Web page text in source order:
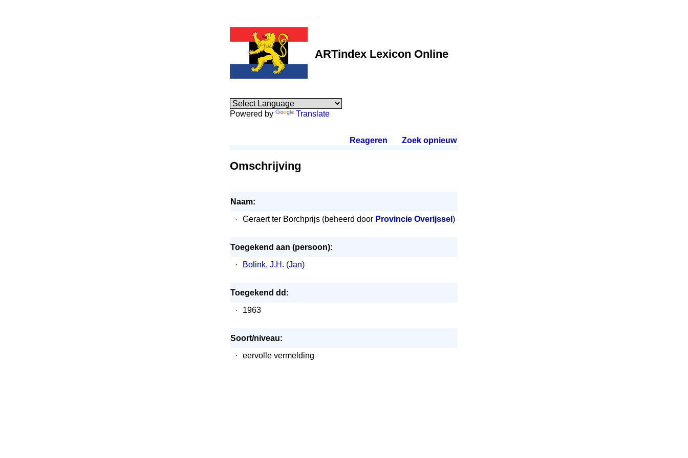
ARTindex Lexicon Online
Powered by Translate
Reageren Zoek opnieuw.
Omschrijving
Naam:
·
Geraert ter Borchprijs (beheerd door Provincie Overijssel )
Toegekend aan (persoon):
·
Bolink, J.H. (Jan)
Toegekend dd:
·
1963
Soort/niveau:
·
eervolle vermelding